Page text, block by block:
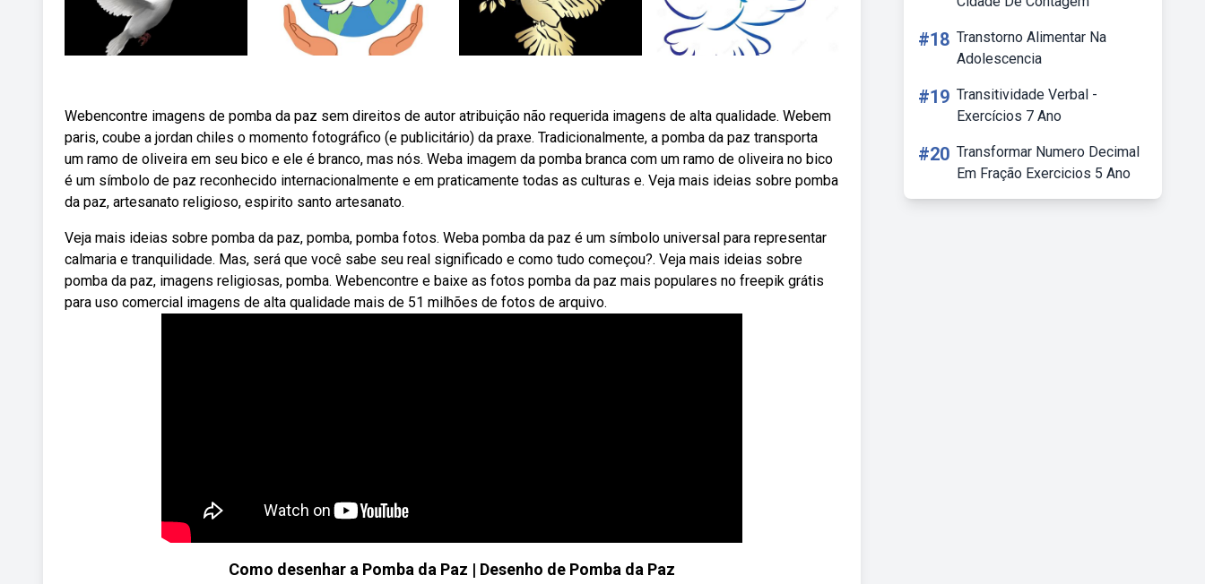
Webencontre imagens de pomba da paz sem direitos de autor atribuição não requerida imagens de alta qualidade. Webem
paris, coube a jordan chiles o momento fotográfico (e publicitário) da praxe. Tradicionalmente, a pomba da paz transporta
um ramo de oliveira em seu bico e ele é branco, mas nós. Weba imagem da pomba branca com um ramo de oliveira no bico
é um símbolo de paz reconhecido internacionalmente e em praticamente todas as culturas e. Veja mais ideias sobre pomba
da paz, artesanato religioso, espirito santo artesanato.
Veja mais ideias sobre pomba da paz, pomba, pomba fotos. Weba pomba da paz é um símbolo universal para representar
calmaria e tranquilidade. Mas, será que você sabe seu real significado e como tudo começou?. Veja mais ideias sobre
pomba da paz, imagens religiosas, pomba. Webencontre e baixe as fotos pomba da paz mais populares no freepik grátis
para uso comercial imagens de alta qualidade mais de 51 milhões de fotos de arquivo.
Como desenhar a Pomba da Paz | Desenho de Pomba da Paz
#18 Transtorno Alimentar Na
Adolescencia
#19 Transitividade Verbal -
Exercícios 7 Ano
#20 Transformar Numero Decimal
Em Fração Exercicios 5 Ano